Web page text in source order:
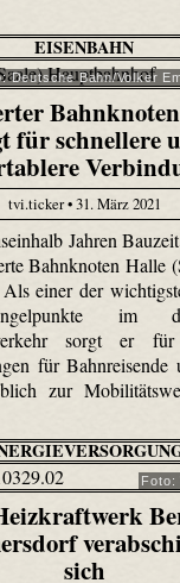
EISENBAHN
Deutsche Bahn/Volker
für schnellere
tvi.ticker • 31. März 2021
Jahren
Bahnknoten Halle
einer der
im
sorgt er für
für Bahnreisende
zur
Foto:
sich